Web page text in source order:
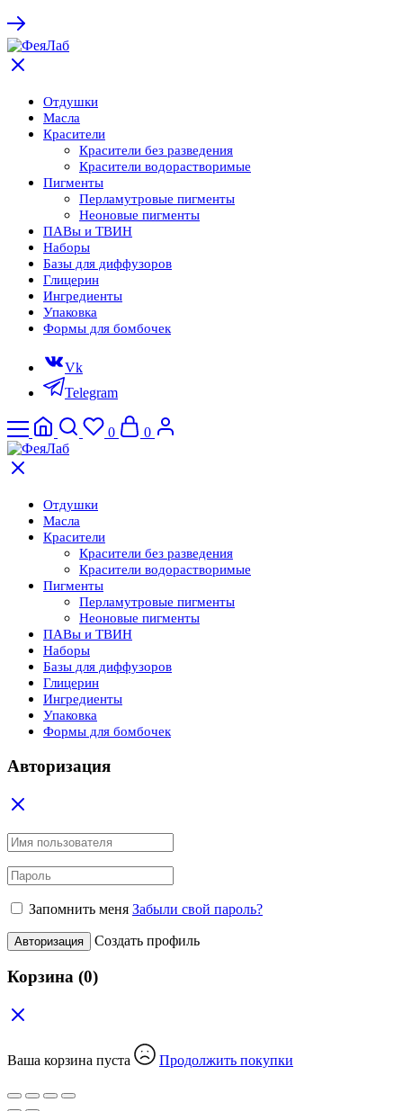
Отдушки
Масла
Красители
Красители без разведения
Красители водорастворимые
Пигменты
Перламутровые пигменты
Неоновые пигменты
ПАВы и ТВИН
Наборы
Базы для диффузоров
Глицерин
Ингредиенты
Упаковка
Формы для бомбочек
Vk
Telegram
0 0
Отдушки
Масла
Красители
Красители без разведения
Красители водорастворимые
Пигменты
Перламутровые пигменты
Неоновые пигменты
ПАВы и ТВИН
Наборы
Базы для диффузоров
Глицерин
Ингредиенты
Упаковка
Формы для бомбочек
Авторизация
Запомнить меня Забыли свой пароль?
Авторизация Создать профиль
Корзина (0)
Ваша корзина пуста Продолжить покупки